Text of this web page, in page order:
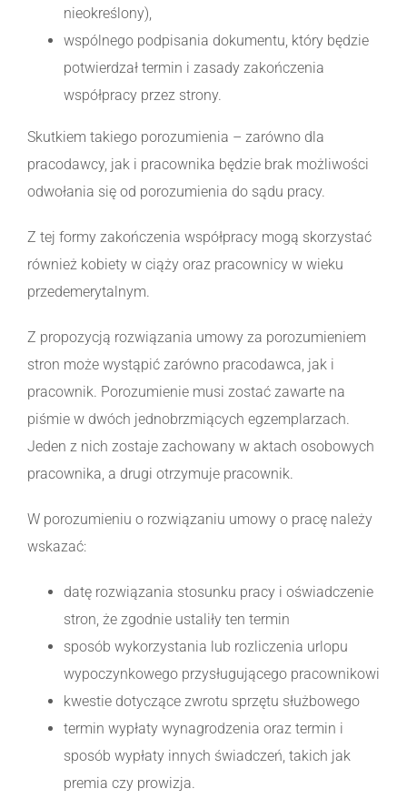
nieokreślony),
wspólnego podpisania dokumentu, który będzie
potwierdzał termin i zasady zakończenia
współpracy przez strony.
Skutkiem takiego porozumienia – zarówno dla
pracodawcy, jak i pracownika będzie brak możliwości
odwołania się od porozumienia do sądu pracy.
Z tej formy zakończenia współpracy mogą skorzystać
również kobiety w ciąży oraz pracownicy w wieku
przedemerytalnym.
Z propozycją rozwiązania umowy za porozumieniem
stron może wystąpić zarówno pracodawca, jak i
pracownik. Porozumienie musi zostać zawarte na
piśmie w dwóch jednobrzmiących egzemplarzach.
Jeden z nich zostaje zachowany w aktach osobowych
pracownika, a drugi otrzymuje pracownik.
W porozumieniu o rozwiązaniu umowy o pracę należy
wskazać:
datę rozwiązania stosunku pracy i oświadczenie
stron, że zgodnie ustaliły ten termin
sposób wykorzystania lub rozliczenia urlopu
wypoczynkowego przysługującego pracownikowi
kwestie dotyczące zwrotu sprzętu służbowego
termin wypłaty wynagrodzenia oraz termin i
sposób wypłaty innych świadczeń, takich jak
premia czy prowizja.